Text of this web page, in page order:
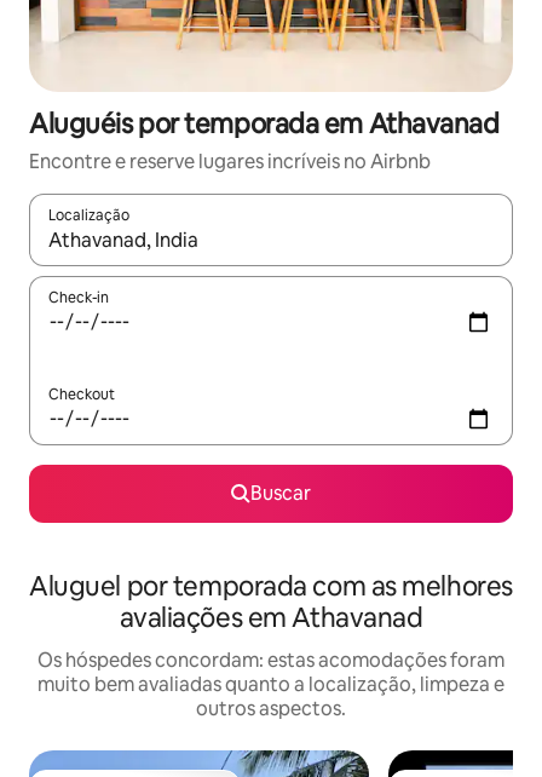
Aluguéis por temporada em Athavanad
Encontre e reserve lugares incríveis no Airbnb
Localização
Quando os resultados estiverem disponíveis, explore-os
Check-in
Checkout
Buscar
Aluguel por temporada com as melhores
avaliações em Athavanad
Os hóspedes concordam: estas acomodações foram
muito bem avaliadas quanto a localização, limpeza e
outros aspectos.